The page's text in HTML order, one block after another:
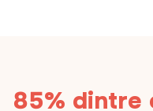
85% dintre